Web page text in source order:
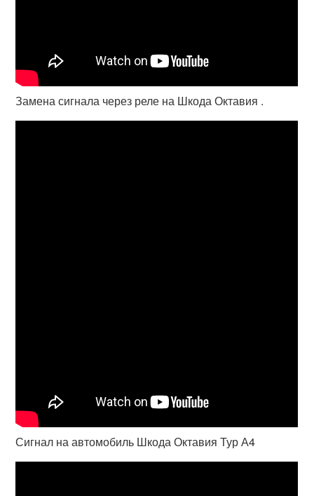
Замена сигнала через реле на Шкода Октавия .
Сигнал на автомобиль Шкода Октавия Тур А4